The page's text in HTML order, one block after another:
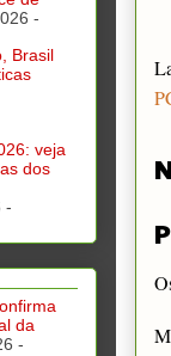
-
Brasil
veja
dos
-
da
-